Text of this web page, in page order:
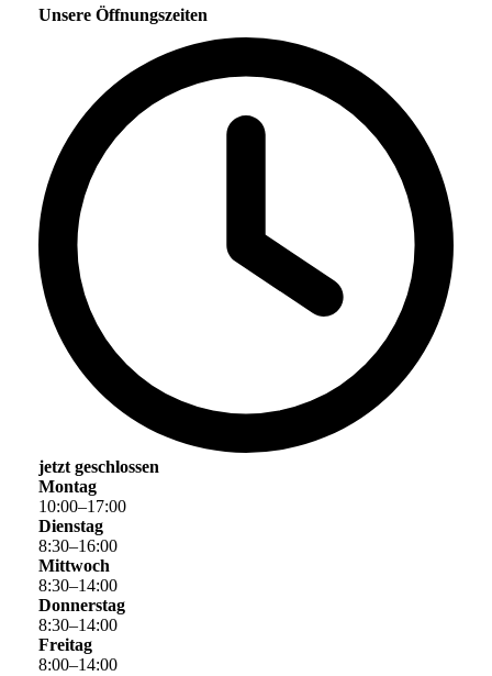
Unsere Öffnungszeiten
jetzt geschlossen
Montag
10:00–17:00
Dienstag
8:30–16:00
Mittwoch
8:30–14:00
Donnerstag
8:30–14:00
Freitag
8:00–14:00